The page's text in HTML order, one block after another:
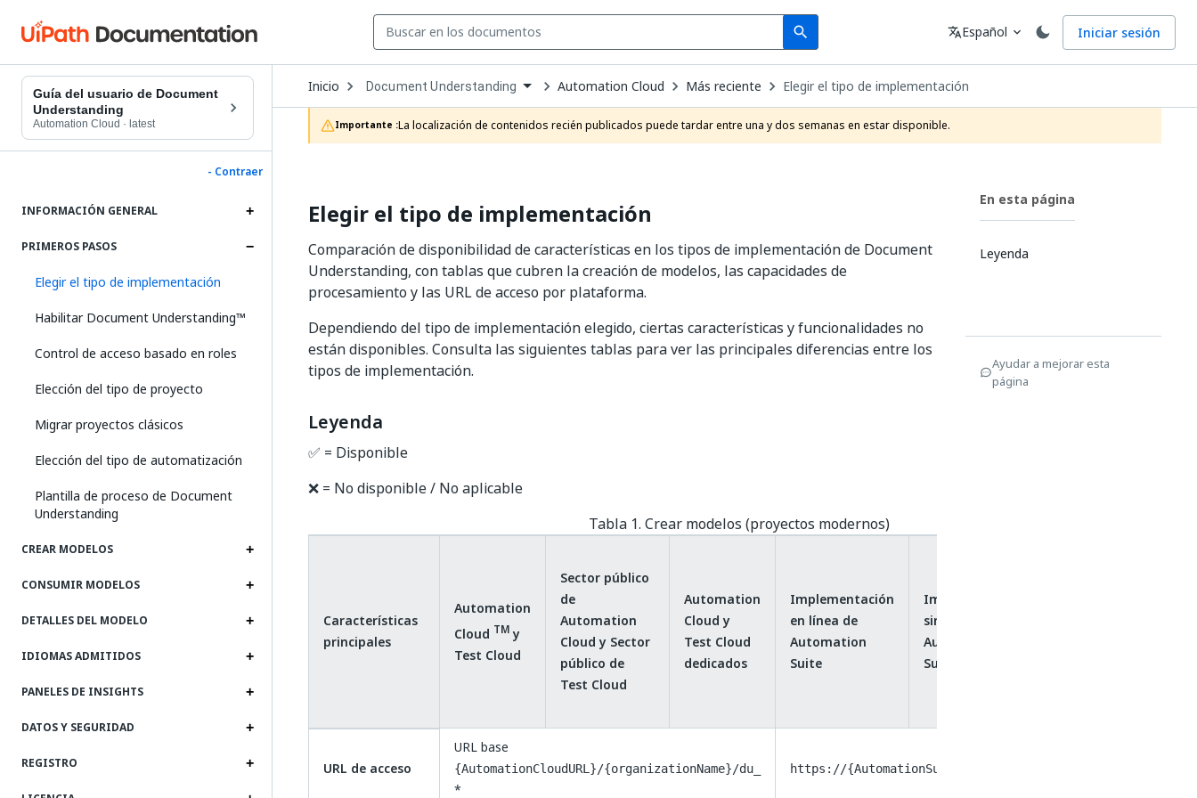
search
Search Idioma
translateEspañol expand_more Iniciar sesión
Guía del usuario de Document
Understanding
Automation Cloud · latest
- Contraer
INFORMACIÓN GENERAL
PRIMEROS PASOS
Elegir el tipo de implementación
Habilitar Document Understanding™
Control de acceso basado en roles
Elección del tipo de proyecto
Migrar proyectos clásicos
Elección del tipo de automatización
Plantilla de proceso de Document
Understanding
CREAR MODELOS
CONSUMIR MODELOS
DETALLES DEL MODELO
IDIOMAS ADMITIDOS
PANELES DE INSIGHTS
DATOS Y SEGURIDAD
REGISTRO
Inicio Open
Dropdown
to
choose
product
Document Understanding Automation Cloud Más reciente Elegir el tipo de implementación
Importante :La localización de contenidos recién publicados puede tardar entre una y dos semanas en estar disponible.
Elegir el tipo de implementación
Comparación de disponibilidad de características en los tipos de implementación de Document
Understanding, con tablas que cubren la creación de modelos, las capacidades de
procesamiento y las URL de acceso por plataforma.
Dependiendo del tipo de implementación elegido, ciertas características y funcionalidades no
están disponibles. Consulta las siguientes tablas para ver las principales diferencias entre los
tipos de implementación.
Leyenda
✅ = Disponible
❌ = No disponible / No aplicable
Tabla 1. Crear modelos (proyectos modernos)
Características
principales
Automation
Cloud TMy
Test Cloud
Sector público
de
Automation
Cloud y Sector
público de
Test Cloud
Automation
Cloud y
Test Cloud
dedicados
Implementación
en línea de
Automation
Suite
Implementación
sin conexión de
Automation
Suite
URL de acceso
URL base
{AutomationCloudURL}/{organizationName}/du_
*
https://{AutomationSuiteURL}/{organizationName}/du_
En esta página
Leyenda
Ayudar a mejorar esta
página